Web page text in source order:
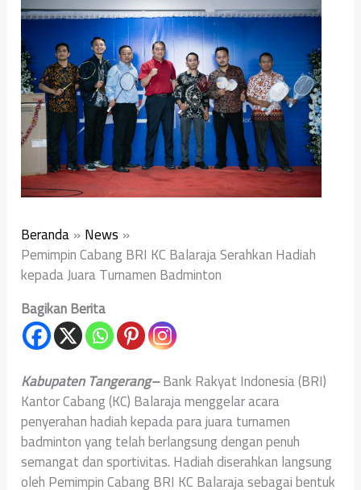
Beranda News
Pemimpin Cabang BRI KC Balaraja Serahkan Hadiah
kepada Juara Turnamen Badminton
Bagikan Berita
Kabupaten Tangerang–Bank Rakyat Indonesia (BRI)
Kantor Cabang (KC) Balaraja menggelar acara
penyerahan hadiah kepada para juara turnamen
badminton yang telah berlangsung dengan penuh
semangat dan sportivitas. Hadiah diserahkan langsung
oleh Pemimpin Cabang BRI KC Balaraja sebagai bentuk